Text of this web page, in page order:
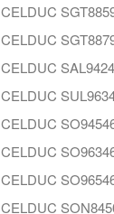
CELDUC
CELDUC
CELDUC
CELDUC
CELDUC
CELDUC
CELDUC
CELDUC